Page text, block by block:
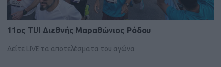
11ος TUI Διεθνής Mαραθώνιος Ρόδου
Δείτε LIVE τα αποτελέσματα του αγώνα